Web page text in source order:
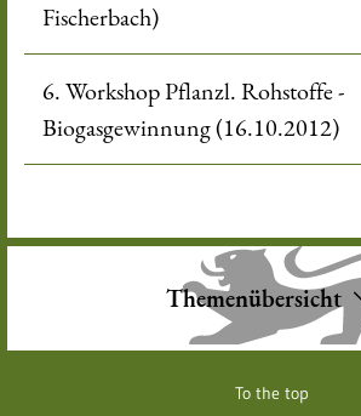
Fischerbach)
6. Workshop Pflanzl. Rohstoffe -
Biogasgewinnung (16.10.2012)
Themenübersicht
To the top